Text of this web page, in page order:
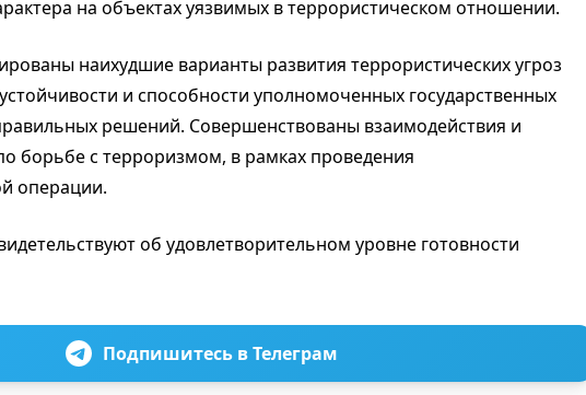
на объектах уязвимых в террористическом отношении.
наихудшие варианты развития террористических угроз
и способности уполномоченных государственных
решений. Cовершенствованы взаимодействия и
борьбе с терроризмом, в рамках проведения
операции.
об удовлетворительном уровне готовности
Подпишитесь в Телеграм